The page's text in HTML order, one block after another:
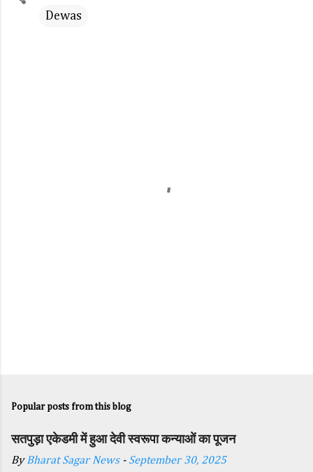
Dewas
Popular posts from this blog
सतपुड़ा एकेडमी में हुआ देवी स्वरूपा कन्याओं का पूजन
ByBharat Sagar News - September 30, 2025